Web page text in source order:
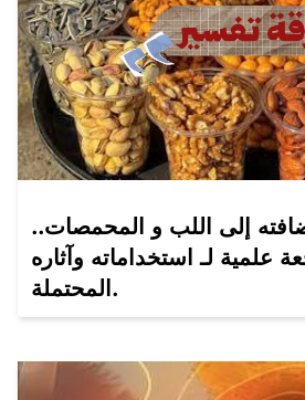
إلى اللب و المحمصات..
علمية لـ استخداماته وآثاره
المحتملة.